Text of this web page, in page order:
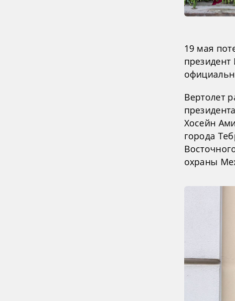
19 мая
Вертолет
Хосейн
города
охраны